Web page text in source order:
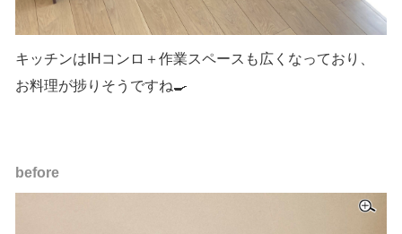
キッチンはIHコンロ＋作業スペースも広くなっており、
お料理が捗りそうですね🍳
before